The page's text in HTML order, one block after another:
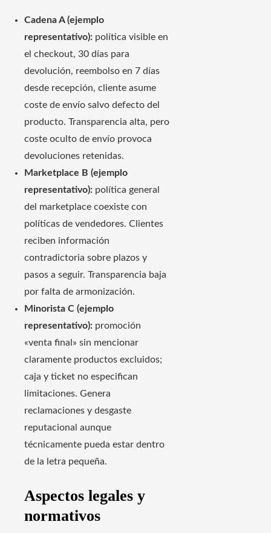
Cadena A (ejemplo
representativo): política visible en
el checkout, 30 días para
devolución, reembolso en 7 días
desde recepción, cliente asume
coste de envío salvo defecto del
producto. Transparencia alta, pero
coste oculto de envío provoca
devoluciones retenidas.
Marketplace B (ejemplo
representativo): política general
del marketplace coexiste con
políticas de vendedores. Clientes
reciben información
contradictoria sobre plazos y
pasos a seguir. Transparencia baja
por falta de armonización.
Minorista C (ejemplo
representativo): promoción
«venta final» sin mencionar
claramente productos excluidos;
caja y ticket no especifican
limitaciones. Genera
reclamaciones y desgaste
reputacional aunque
técnicamente pueda estar dentro
de la letra pequeña.
Aspectos legales y
normativos